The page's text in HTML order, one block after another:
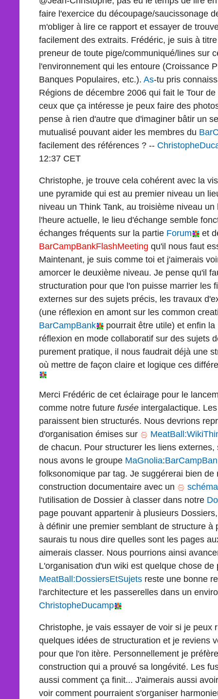
faire l'exercice du découpage/saucissonage
m'obliger à lire ce rapport et essayer de
facilement des extraits. Frédéric, je suis à
preneur de toute pige/communiqué/lines sur
l'environnement qui les entoure (Croissance
Banques Populaires, etc.). As-tu pris
Régions de décembre 2006 qui fait le Tour
ceux que ça intéresse je peux faire des
pense à rien d'autre que d'imaginer bâtir un
mutualisé pouvant aider les membres du
facilement des références ? --
12:37 CET
Christophe, je trouve cela cohérent avec la
une pyramide qui est au premier niveau un
niveau un Think Tank, au troisième niveau
l'heure actuelle, le lieu d'échange semble
échanges fréquents sur la partie Forum
et
BarCampBankFlashMeeting qu'il nous faut
Maintenant, je suis comme toi et j'aimerais
amorcer le deuxième niveau. Je pense qu'il
structuration pour que l'on puisse marrier les
externes sur des sujets précis, les travaux
(une réflexion en amont sur les common
BarCampBank
pourrait être utile) et enfin
réflexion en mode collaboratif sur des sujets
purement pratique, il nous faudrait déjà une
où mettre de façon claire et logique ces
Merci Frédéric de cet éclairage pour le
comme notre future fusée intergalactique.
paraissent bien structurés. Nous devrions
d'organisation émises sur
de chacun. Pour structurer les liens
nous avons le groupe MaGnolia:
folksonomique par tag. Je suggérerai bien
construction documentaire avec un
l'utilisation de Dossier à classer dans notre
page pouvant appartenir à plusieurs
à définir une premier semblant de structure à
saurais tu nous dire quelles sont les pages
aimerais classer. Nous pourrions ainsi
L'organisation d'un wiki est quelque chose
MeatBall:DossiersEtSujets reste une bonne
l'architecture et les passerelles dans un
ChristopheDucamp
Christophe, je vais essayer de voir si je peux
quelques idées de structuration et je reviens
pour que l'on itère. Personnellement je
construction qui a prouvé sa longévité. Les
aussi comment ça finit... J'aimerais aussi
voir comment pourraient s'organiser